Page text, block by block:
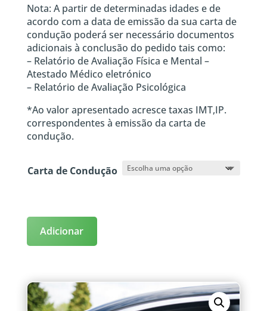
Nota: A partir de determinadas idades e de
acordo com a data de emissão da sua carta de
condução poderá ser necessário documentos
adicionais à conclusão do pedido tais como:
– Relatório de Avaliação Física e Mental –
Atestado Médico eletrónico
– Relatório de Avaliação Psicológica
*Ao valor apresentado acresce taxas IMT,IP.
correspondentes à emissão da carta de
condução.
Carta de Condução
Adicionar